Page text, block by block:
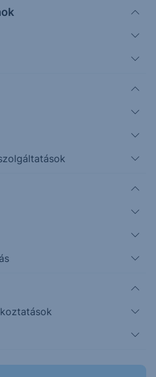
osztalékot fizet
június 11-én kezdődik.
nélkül forog a
osztalékot fizet
június 11-én kezdődik.